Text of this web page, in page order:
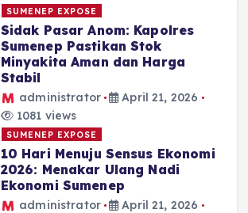
SUMENEP EXPOSE
Sidak Pasar Anom: Kapolres
Sumenep Pastikan Stok
Minyakita Aman dan Harga
Stabil
administrator
April 21, 2026
1081 views
SUMENEP EXPOSE
10 Hari Menuju Sensus Ekonomi
2026: Menakar Ulang Nadi
Ekonomi Sumenep
administrator
April 21, 2026